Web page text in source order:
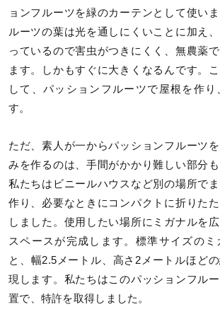
ョンフルーツを緑のカーテンとして使い
ルーツの葉は光を通しにくいことに加え
っているので害虫がつきにくく、無農薬
ます。しかもすぐに大きくなるんです。
して、パッションフルーツで屋根を作
す。
ただ、素人が一からパッションフルーツ
みを作るのは、手間がかかり難しい部分
私たちはビニールハウスなど別の場所で
作り、必要なときにコンパクトに折りた
しました。使用したい場所にミガナルを
スペースが完成します。標準サイズのミ
と、幅2.5メートル、高さ2メートルほど
現します。私たちはこのパッションフル
置で、特許を取得しました。